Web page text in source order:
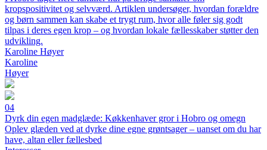
kropspositivitet og selvværd. Artiklen undersøger, hvordan forældre
og børn sammen kan skabe et trygt rum, hvor alle føler sig godt
tilpas i deres egen krop – og hvordan lokale fællesskaber støtter den
udvikling.
Karoline Høyer
Karoline
Høyer
04
Dyrk din egen madglæde: Køkkenhaver gror i Hobro og omegn
Oplev glæden ved at dyrke dine egne grøntsager – uanset om du har
have, altan eller fællesbed